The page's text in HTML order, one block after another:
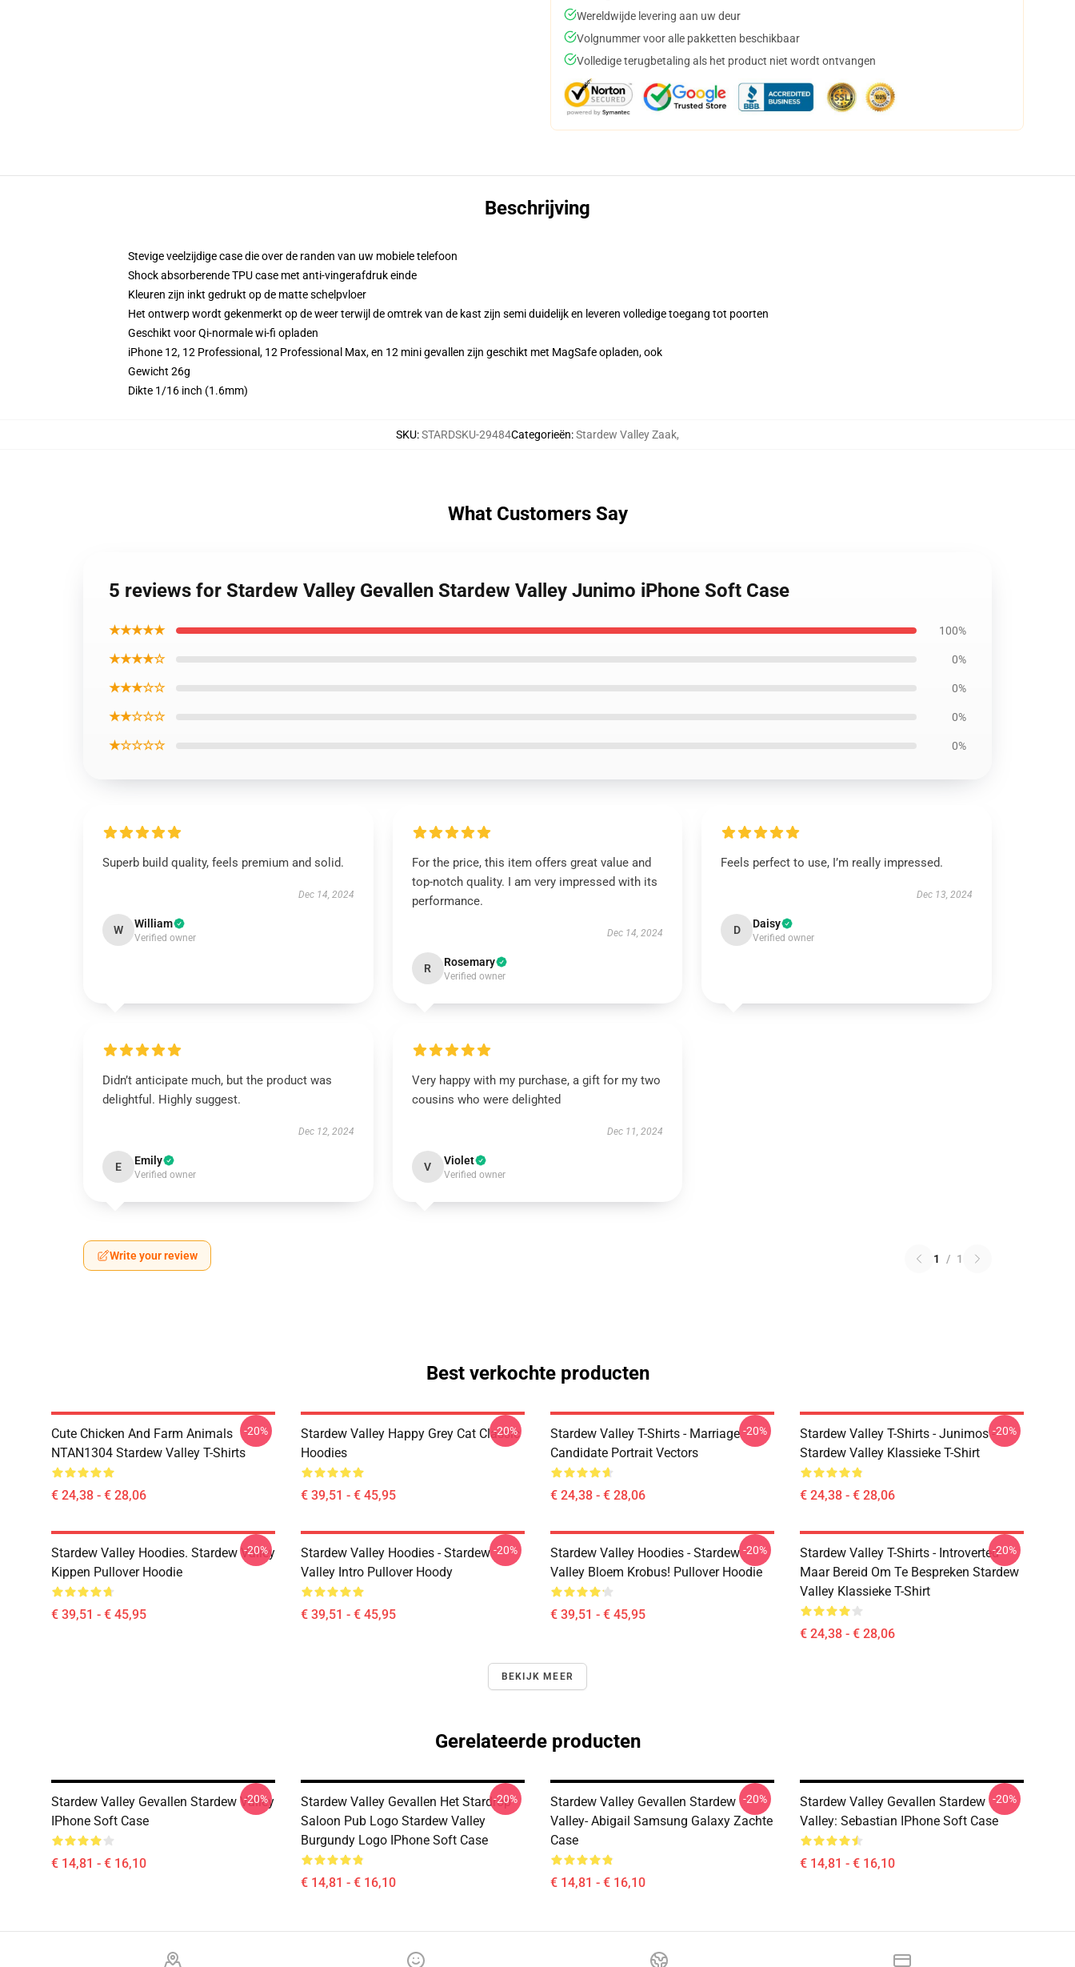
Wereldwijde levering aan uw deur
Volgnummer voor alle pakketten beschikbaar
Volledige terugbetaling als het product niet wordt ontvangen
Beschrijving
Stevige veelzijdige case die over de randen van uw mobiele telefoon
Shock absorberende TPU case met anti-vingerafdruk einde
Kleuren zijn inkt gedrukt op de matte schelpvloer
Het ontwerp wordt gekenmerkt op de weer terwijl de omtrek van de kast zijn semi duidelijk en leveren volledige toegang tot poorten
Geschikt voor Qi-normale wi-fi opladen
iPhone 12, 12 Professional, 12 Professional Max, en 12 mini gevallen zijn geschikt met MagSafe opladen, ook
Gewicht 26g
Dikte 1/16 inch (1.6mm)
SKU:STARDSKU-29484Categorieën:Stardew Valley Zaak,
What Customers Say
5 reviews for Stardew Valley Gevallen Stardew Valley Junimo iPhone Soft Case
★★★★★ 100%
★★★★☆ 0%
★★★☆☆ 0%
★★☆☆☆ 0%
★☆☆☆☆ 0%
Superb build quality, feels premium and solid.
Dec 14, 2024
W William
Verified owner
For the price, this item offers great value and
top-notch quality. I am very impressed with its
performance.
Dec 14, 2024
R Rosemary
Verified owner
Feels perfect to use, I’m really impressed.
Dec 13, 2024
D Daisy
Verified owner
Didn’t anticipate much, but the product was
delightful. Highly suggest.
Dec 12, 2024
E Emily
Verified owner
Very happy with my purchase, a gift for my two
cousins who were delighted
Dec 11, 2024
V Violet
Verified owner
Write your review 1 / 1
Best verkochte producten
Cute Chicken And Farm Animals
NTAN1304 Stardew Valley T-Shirts
€ 24,38 - € 28,06
-20%
Stardew Valley Happy Grey Cat Classic
Hoodies
€ 39,51 - € 45,95
-20%
Stardew Valley T-Shirts - Marriage
Candidate Portrait Vectors
€ 24,38 - € 28,06
-20%
Stardew Valley T-Shirts - Junimos -
Stardew Valley Klassieke T-Shirt
€ 24,38 - € 28,06
-20%
Stardew Valley Hoodies. Stardew Valley
Kippen Pullover Hoodie
€ 39,51 - € 45,95
-20%
Stardew Valley Hoodies - Stardew
Valley Intro Pullover Hoody
€ 39,51 - € 45,95
-20%
Stardew Valley Hoodies - Stardew
Valley Bloem Krobus! Pullover Hoodie
€ 39,51 - € 45,95
-20%
Stardew Valley T-Shirts - Introverted
Maar Bereid Om Te Bespreken Stardew
Valley Klassieke T-Shirt
€ 24,38 - € 28,06
-20%
BEKIJK MEER
Gerelateerde producten
Stardew Valley Gevallen Stardew Valley
IPhone Soft Case
€ 14,81 - € 16,10
-20%
Stardew Valley Gevallen Het Stardrop
Saloon Pub Logo Stardew Valley
Burgundy Logo IPhone Soft Case
€ 14,81 - € 16,10
-20%
Stardew Valley Gevallen Stardew
Valley- Abigail Samsung Galaxy Zachte
Case
€ 14,81 - € 16,10
-20%
Stardew Valley Gevallen Stardew
Valley: Sebastian IPhone Soft Case
€ 14,81 - € 16,10
-20%